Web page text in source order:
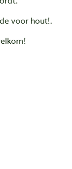
voor hout!.